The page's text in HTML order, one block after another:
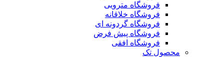
فروشگاه مترویی
فروشگاه خلاقانه
فروشگاه گردونه ای
فروشگاه پیش فرض
فروشگاه افقی
محصول تک